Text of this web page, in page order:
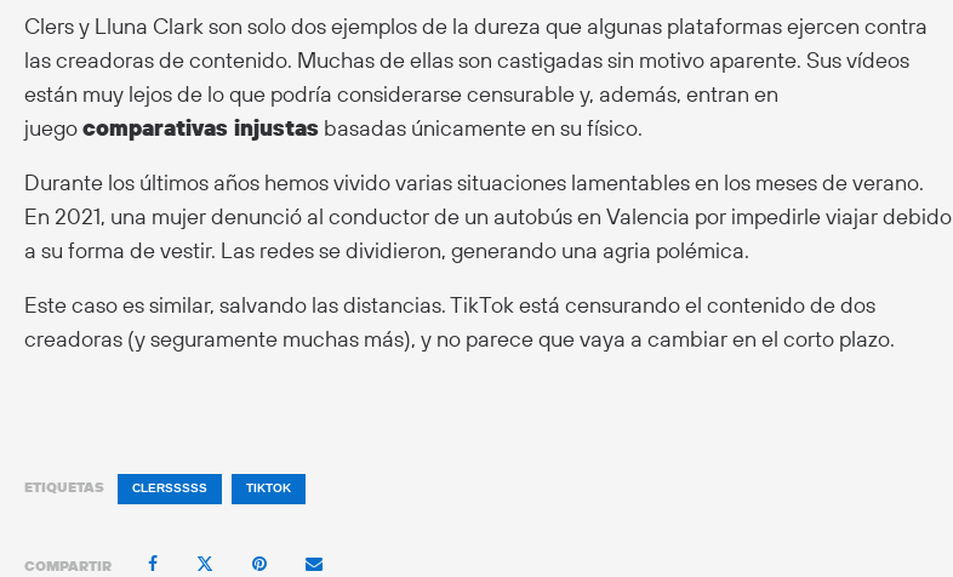
Clers y Lluna Clark son solo dos ejemplos de la dureza que algunas plataformas ejercen contra
las creadoras de contenido. Muchas de ellas son castigadas sin motivo aparente. Sus vídeos
están muy lejos de lo que podría considerarse censurable y, además, entran en
juegocomparativas injustas basadas únicamente en su físico.
Durante los últimos años hemos vivido varias situaciones lamentables en los meses de verano.
En 2021, una mujer denunció al conductor de un autobús en Valencia por impedirle viajar debido
a su forma de vestir. Las redes se dividieron, generando una agria polémica.
Este caso es similar, salvando las distancias. TikTok está censurando el contenido de dos
creadoras (y seguramente muchas más), y no parece que vaya a cambiar en el corto plazo.
ETIQUETAS CLERSSSSS TIKTOK
COMPARTIR